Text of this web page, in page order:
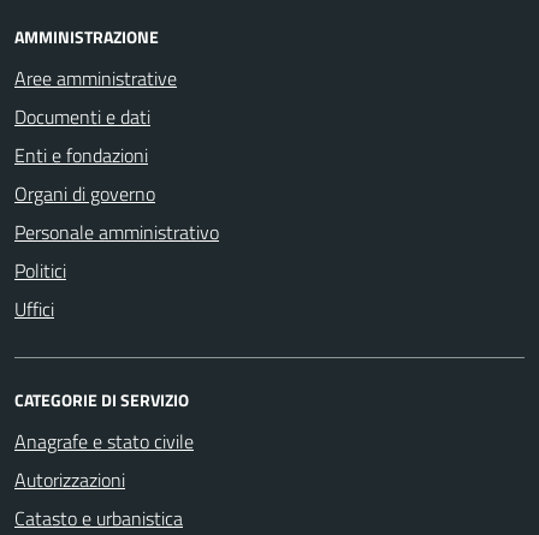
AMMINISTRAZIONE
Aree amministrative
Documenti e dati
Enti e fondazioni
Organi di governo
Personale amministrativo
Politici
Uffici
CATEGORIE DI SERVIZIO
Anagrafe e stato civile
Autorizzazioni
Catasto e urbanistica